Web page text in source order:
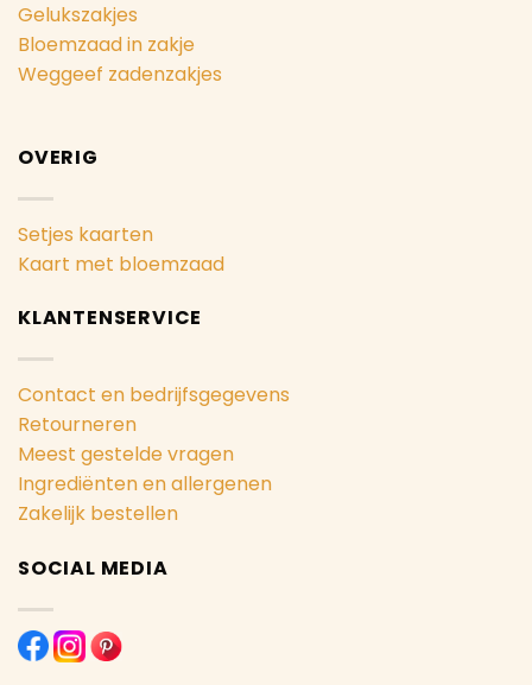
Gelukszakjes
Bloemzaad in zakje
Weggeef zadenzakjes
OVERIG
Setjes kaarten
Kaart met bloemzaad
KLANTENSERVICE
Contact en bedrijfsgegevens
Retourneren
Meest gestelde vragen
Ingrediënten en allergenen
Zakelijk bestellen
SOCIAL MEDIA